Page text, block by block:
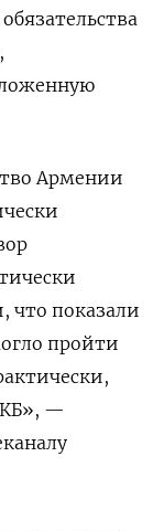
Армении
что показали
пройти
—